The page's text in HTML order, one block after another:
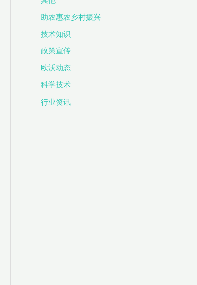
助农惠农乡村振兴
技术知识
政策宣传
欧沃动态
科学技术
行业资讯